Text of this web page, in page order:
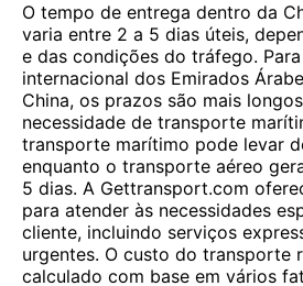
O tempo de entrega dentro da
varia entre 2 a 5 dias úteis,
e das condições do tráfego.
internacional dos Emirados
China, os prazos são mais
necessidade de transporte
transporte marítimo pode levar
enquanto o transporte aéreo
5 dias. A Gettransport.com
para atender às necessidades
cliente, incluindo serviços
urgentes. O custo do transporte
calculado com base em vários